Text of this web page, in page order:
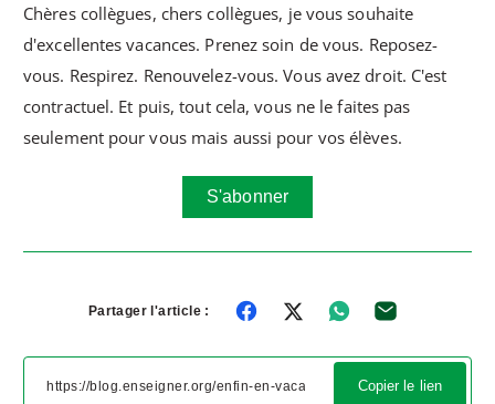
Chères collègues, chers collègues, je vous souhaite
d'excellentes vacances. Prenez soin de vous. Reposez-
vous. Respirez. Renouvelez-vous. Vous avez droit. C'est
contractuel. Et puis, tout cela, vous ne le faites pas
seulement pour vous mais aussi pour vos élèves.
S'abonner
Partager l'article :
Copier le lien